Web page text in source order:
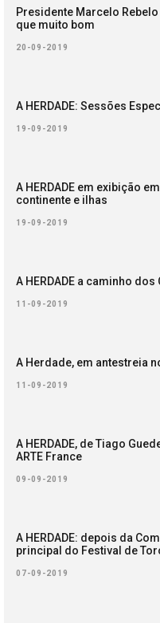
Presidente Marcelo
que muito bom
20-09-2019
A HERDADE: Sessões
19-09-2019
A HERDADE em exibição
continente e ilhas
19-09-2019
A HERDADE a caminho dos
11-09-2019
A Herdade, em antestreia
11-09-2019
A HERDADE, de Tiago
ARTE France
09-09-2019
A HERDADE: depois da
principal do Festival de
07-09-2019